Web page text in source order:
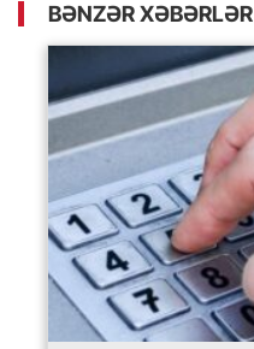
BƏNZƏR XƏBƏRLƏR